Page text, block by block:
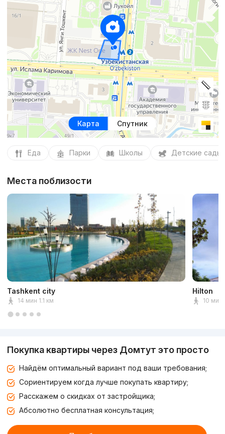
Карта Спутник
Еда Парки Школы Детские сады
Места поблизости
Tashkent city
14 мин 1.1 км
Hilton
10 мин
Покупка квартиры через Домтут это просто
Найдём оптимальный вариант под ваши требования;
Сориентируем когда лучше покупать квартиру;
Расскажем о скидках от застройщика;
Абсолютно бесплатная консультация;